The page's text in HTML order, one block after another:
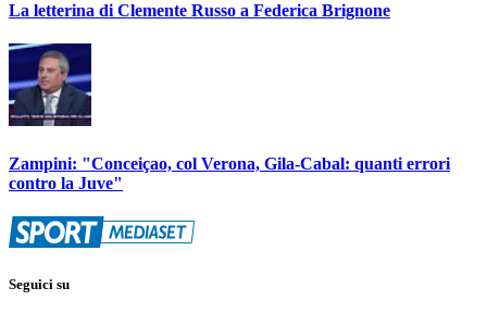
La letterina di Clemente Russo a Federica Brignone
Zampini: "Conceiçao, col Verona, Gila-Cabal: quanti errori
contro la Juve"
Seguici su